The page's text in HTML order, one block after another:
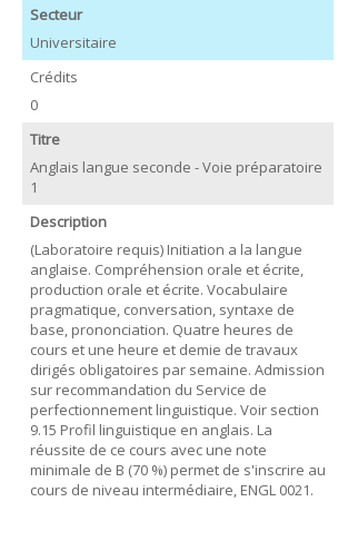
Secteur
Universitaire
Crédits
0
Titre
Anglais langue seconde - Voie préparatoire
1
Description
(Laboratoire requis) Initiation a la langue
anglaise. Compréhension orale et écrite,
production orale et écrite. Vocabulaire
pragmatique, conversation, syntaxe de
base, prononciation. Quatre heures de
cours et une heure et demie de travaux
dirigés obligatoires par semaine. Admission
sur recommandation du Service de
perfectionnement linguistique. Voir section
9.15 Profil linguistique en anglais. La
réussite de ce cours avec une note
minimale de B (70 %) permet de s'inscrire au
cours de niveau intermédiaire, ENGL 0021.